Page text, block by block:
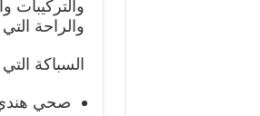
والتركيبات
والراحة
السباكة
صحي هندي